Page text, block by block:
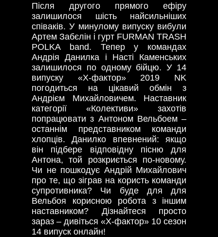
Після другого прямого ефіру
залишилося шість найсильніших
співаків. У минулому випуску вибули
Артем Забєлін і гурт FURMAN TRASH
POLKA band. Тепер у командах
Андрія Данилка і Насті Каменських
залишилося по одному бійцю. У 14
випуску «Х-фактор» 2019 NK
погодиться на цікавий обмін з
Андрієм Михайловичем. Наставник
категорії «Колективи» захотів
попрацювати з Антоном Вельбоем –
останнім представником команди
хлопців. Данилко впевнений: якщо
він підбере відповідну пісню для
Антона, той розкриється по-новому.
Чи не пошкодує Андрій Михайлович
про те, що зіграв на користь команди
супротивника? Чи буде для для
Вельбоя корисною робота з іншим
наставником? Дізнайтеся просто
зараз – дивіться «Х-фактор» 10 сезон
14 випуск онлайн!